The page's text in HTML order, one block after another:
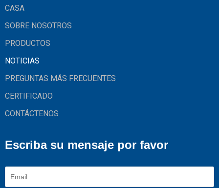
CASA
SOBRE NOSOTROS
PRODUCTOS
NOTICIAS
PREGUNTAS MÁS FRECUENTES
CERTIFICADO
CONTÁCTENOS
Escriba su mensaje por favor